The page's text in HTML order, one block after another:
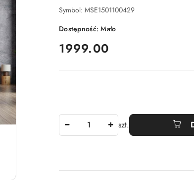
Symbol: MSE1501100429
Dostępność:Mało
cena:
1999.00
szt.